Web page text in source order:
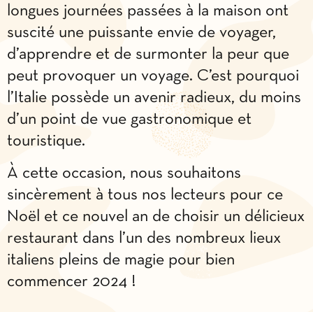
longues journées passées à la maison ont
suscité une puissante envie de voyager,
d’apprendre et de surmonter la peur que
peut provoquer un voyage. C’est pourquoi
l’Italie possède un avenir radieux, du moins
d’un point de vue gastronomique et
touristique.
À cette occasion, nous souhaitons
sincèrement à tous nos lecteurs pour ce
Noël et ce nouvel an de choisir un délicieux
restaurant dans l’un des nombreux lieux
italiens pleins de magie pour bien
commencer 2024 !